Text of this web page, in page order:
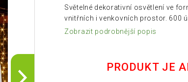
Světelné dekorativní osvětlení ve
vnitřních i venkovních prostor. 600
Zobrazit podrobnější popis
PRODUKT JE